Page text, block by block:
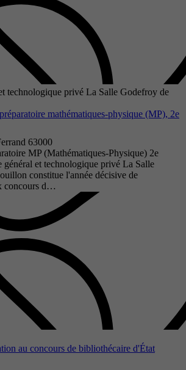
technologique privé La Salle Godefroy de
mathématiques-physique (MP), 2e
63000
MP (Mathématiques-Physique) 2e
général et technologique privé La Salle
constitue l'année décisive de
concours d…
au concours de bibliothécaire d'État